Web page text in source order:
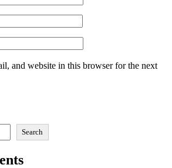
and website in this browser for the next
Search